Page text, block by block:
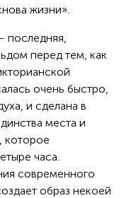
жизни».
перед тем, как
очень быстро,
и сделана в
места и
которое
часа.
современного
образ некоей